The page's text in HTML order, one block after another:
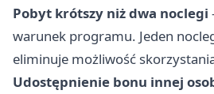
Pobyt krótszy niż dwa noclegi
warunek programu. Jeden
eliminuje możliwość
Udostępnienie bonu innej